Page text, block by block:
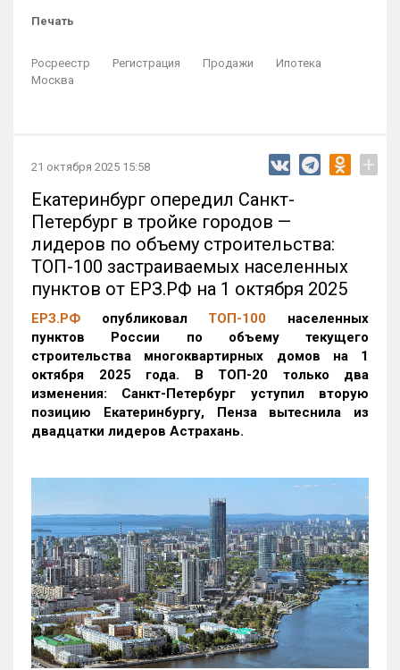
Печать
Росреестр Регистрация Продажи
Ипотека
Москва
21 октября 2025 15:58 +
Екатеринбург опередил Санкт-
Петербург в тройке городов —
лидеров по объему строительства:
ТОП-100 застраиваемых населенных
пунктов от ЕРЗ.РФ на 1 октября 2025
ЕРЗ.РФ опубликовал ТОП-100 населенных
пунктов России по объему текущего
строительства многоквартирных домов на 1
октября 2025 года. В ТОП-20 только два
изменения: Санкт-Петербург уступил вторую
позицию Екатеринбургу, Пенза вытеснила из
двадцатки лидеров Астрахань.